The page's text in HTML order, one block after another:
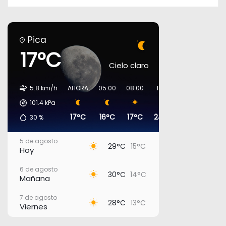
Pica
17°C Cielo claro
5.8 km/h
101.4kPa
30 %
AHORA
17°C
05:00
16°C
08:00
17°C
11:00
24°C
5 de agosto
Hoy 29°C 15°C
6 de agosto
Mañana 30°C 14°C
7 de agosto
Viernes 28°C 13°C